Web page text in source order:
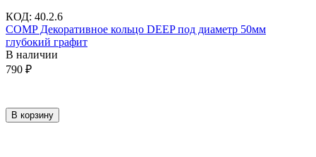
КОД: 40.2.6
COMP Декоративное кольцо DEEP под диаметр 50мм
глубокий графит
В наличии
790 ₽
В корзину